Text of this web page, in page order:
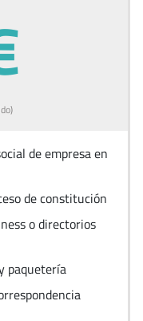
de empresa en
de constitución
o directorios
paquetería